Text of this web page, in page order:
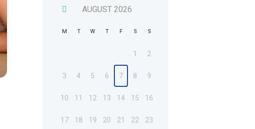
AUGUST 2026
M T W T F S S
1 2
3 4 5 6 7 8 9
10 11 12 13 14 15 16
17 18 19 20 21 22 23